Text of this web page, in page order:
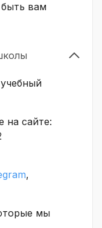
вам
на сайте:
,
мы